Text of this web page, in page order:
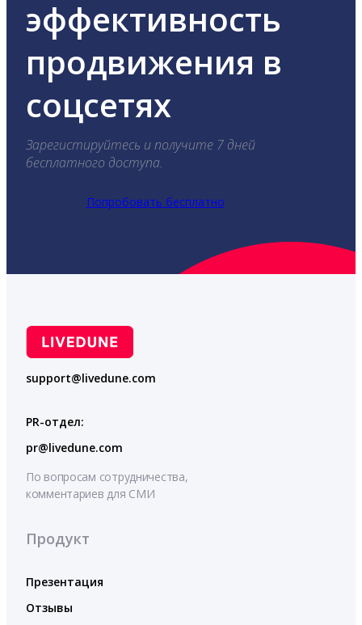
эффективность
продвижения в
соцсетях
Зарегистируйтесь и получите 7 дней
бесплатного доступа.
Попробовать бесплатно
support@livedune.com
PR-отдел:
pr@livedune.com
По вопросам сотрудничества,
комментариев для СМИ
Продукт
Презентация
Отзывы